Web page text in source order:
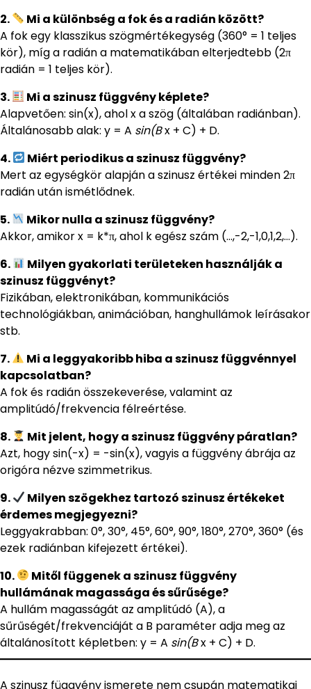
2.
Mi a különbség a fok és a radián között?
A fok egy klasszikus szögmértékegység (360° = 1 teljes
kör), míg a radián a matematikában elterjedtebb (2π
radián = 1 teljes kör).
3.
Mi a szinusz függvény képlete?
Alapvetően: sin(x), ahol x a szög (általában radiánban).
Általánosabb alak: y = A sin(Bx + C) + D.
4.
Miért periodikus a szinusz függvény?
Mert az egységkör alapján a szinusz értékei minden 2π
radián után ismétlődnek.
5.
Mikor nulla a szinusz függvény?
Akkor, amikor x = k*π, ahol k egész szám (…,-2,-1,0,1,2,…).
6.
Milyen gyakorlati területeken használják a
szinusz függvényt?
Fizikában, elektronikában, kommunikációs
technológiákban, animációban, hanghullámok leírásakor
stb.
7.
Mi a leggyakoribb hiba a szinusz függvénnyel
kapcsolatban?
A fok és radián összekeverése, valamint az
amplitúdó/frekvencia félreértése.
8.
Mit jelent, hogy a szinusz függvény páratlan?
Azt, hogy sin(-x) = -sin(x), vagyis a függvény ábrája az
origóra nézve szimmetrikus.
9.
Milyen szögekhez tartozó szinusz értékeket
érdemes megjegyezni?
Leggyakrabban: 0°, 30°, 45°, 60°, 90°, 180°, 270°, 360° (és
ezek radiánban kifejezett értékei).
10.
Mitől függenek a szinusz függvény
hullámának magassága és sűrűsége?
A hullám magasságát az amplitúdó (A), a
sűrűségét/frekvenciáját a B paraméter adja meg az
általánosított képletben: y = A sin(Bx + C) + D.
A szinusz függvény ismerete nem csupán matematikai